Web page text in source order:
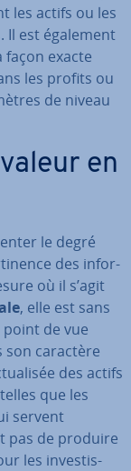
les actifs ou les
Il est également
façon exacte
les profits ou
de niveau
en
le degré
des in­for­
où il s’agit
, elle est sans
de vue
son caractère
des actifs
que les
servent
pas de produire
les in­ves­tis­